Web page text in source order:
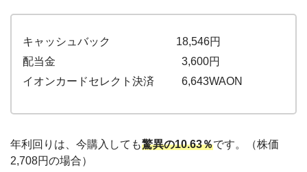
キャッシュバック 18,546円
配当金 3,600円
イオンカードセレクト決済 6,643WAON
年利回りは、今購入しても驚異の10.63％です。（株価
2,708円の場合）